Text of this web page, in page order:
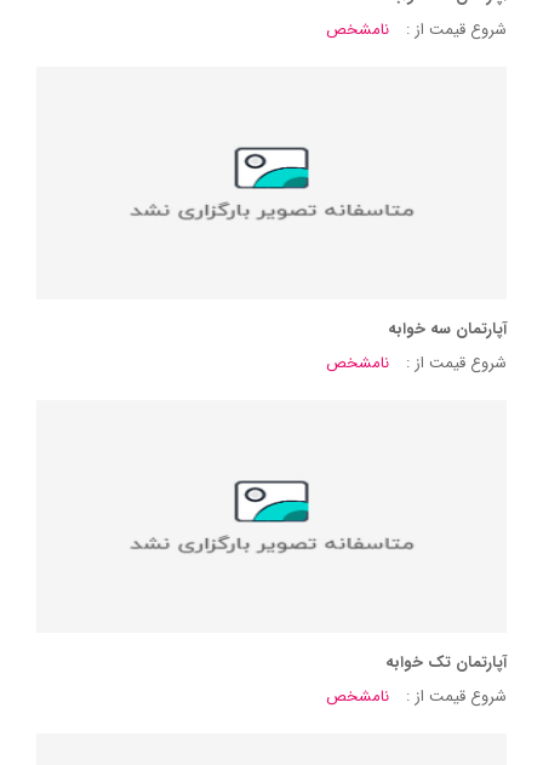
شروع قیمت از :
نامشخص
آپارتمان سه خوابه
شروع قیمت از :
نامشخص
آپارتمان تک خوابه
شروع قیمت از :
نامشخص